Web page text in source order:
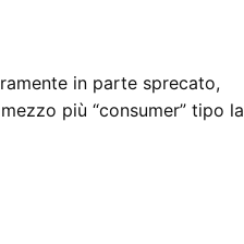
in parte sprecato,
più “consumer” tipo la